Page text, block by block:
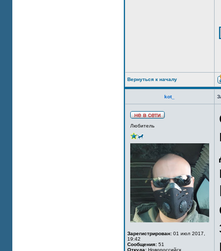
Вернуться к началу
kot_
Любитель
Зарегистрирован: 01 июл 2017,
19:42
Сообщения: 51
Откуда: Новороссийск